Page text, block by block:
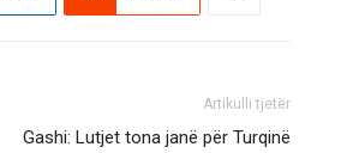
Artikulli tjetër
Gashi: Lutjet tona janë për Turqinë